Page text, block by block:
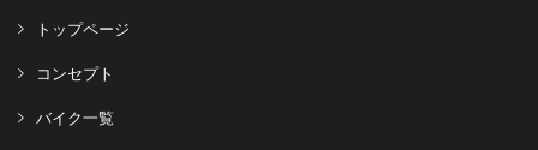
トップページ
コンセプト
バイク一覧